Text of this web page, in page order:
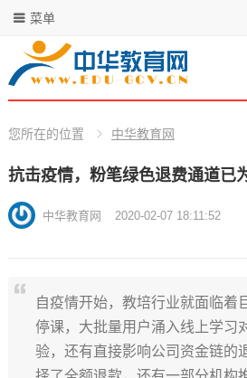
菜单
您所在的位置 中华教育网
抗击疫情，粉笔绿色退费通道已
中华教育网 2020-02-07 18:11:52
自疫情开始，教培行业就面临着
停课，大批量用户涌入线上学习
验，还有直接影响公司资金链的